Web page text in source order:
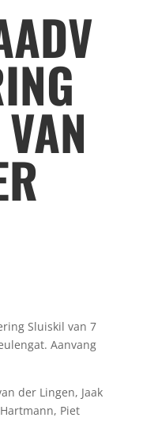
Sluiskil van 7
Aanvang
der Lingen, Jaak
Piet